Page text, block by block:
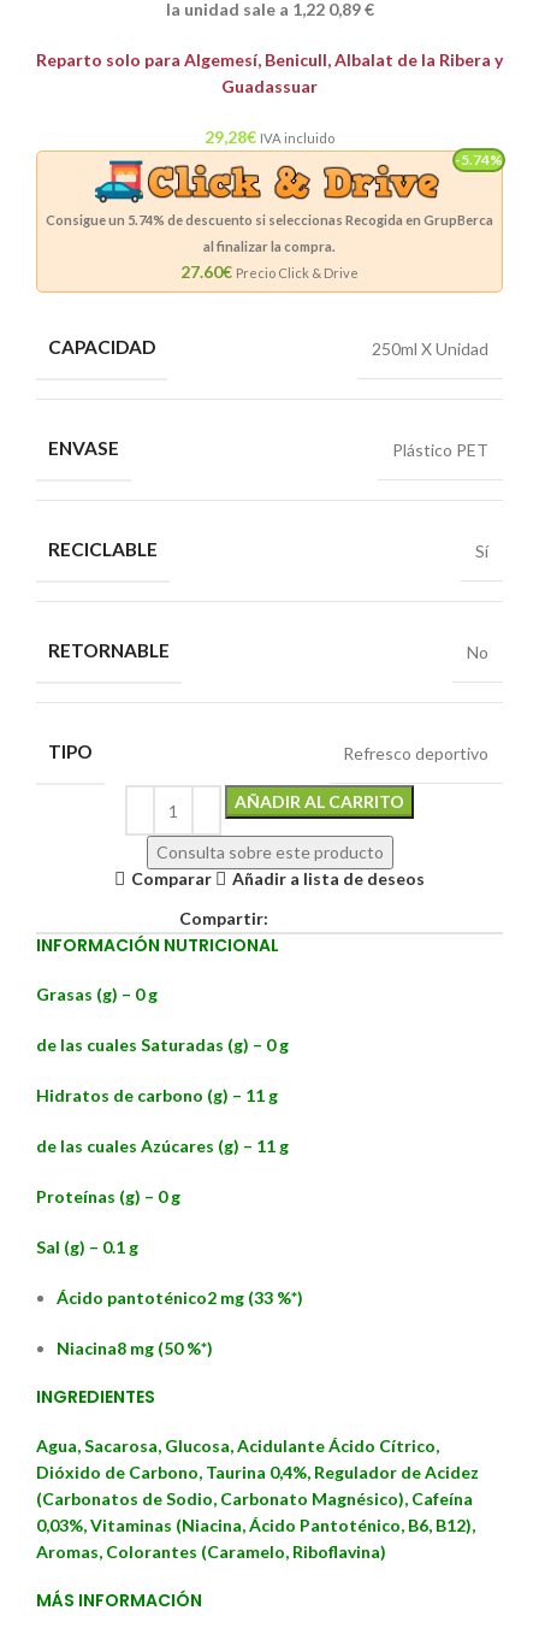
la unidad sale a 1,22 0,89€
Reparto solo para Algemesí, Benicull, Albalat de la Ribera y
Guadassuar
29,28€ IVA incluido
-5.74%
Consigue un 5.74% de descuento si seleccionas Recogida en GrupBerca
al finalizar la compra.
27.60€ Precio Click & Drive
CAPACIDAD 250ml X Unidad
ENVASE Plástico PET
RECICLABLE Sí
RETORNABLE No
TIPO Refresco deportivo
AÑADIR AL CARRITO
Consulta sobre este producto
Comparar
Añadir a lista de deseos
Compartir:
INFORMACIÓN NUTRICIONAL
Grasas (g) – 0 g
de las cuales Saturadas (g) – 0 g
Hidratos de carbono (g) – 11 g
de las cuales Azúcares (g) – 11 g
Proteínas (g) – 0 g
Sal (g) – 0.1 g
Ácido pantoténico2 mg (33 %*)
Niacina8 mg (50 %*)
INGREDIENTES
Agua, Sacarosa, Glucosa, Acidulante Ácido Cítrico,
Dióxido de Carbono, Taurina 0,4%, Regulador de Acidez
(Carbonatos de Sodio, Carbonato Magnésico), Cafeína
0,03%, Vitaminas (Niacina, Ácido Pantoténico, B6, B12),
Aromas, Colorantes (Caramelo, Riboflavina)
MÁS INFORMACIÓN